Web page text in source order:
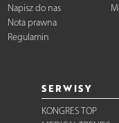
Napisz do nas
Nota prawna
Regulamin
SERWISY
KONGRES TOP